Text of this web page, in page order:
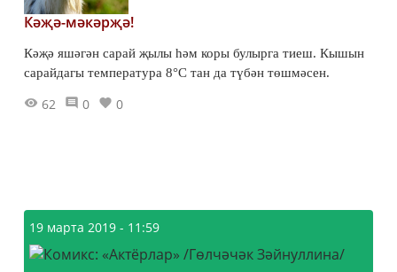
Кәҗә-мәкәрҗә!
Кәҗә яшәгән сарай җылы һәм коры булырга тиеш. Кышын
сарайдагы температура 8°С тан да түбән төшмәсен.
62 0 0
19 марта 2019 - 11:59